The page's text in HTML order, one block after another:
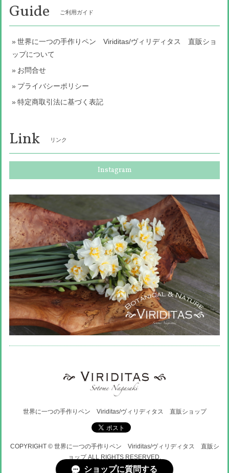
Guide ご利用ガイド
世界に一つの手作りペン Viriditas/ヴィリディタス 直販ショ
ップについて
お問合せ
プライバシーポリシー
特定商取引法に基づく表記
Link リンク
Instagram
世界に一つの手作りペン Viriditas/ヴィリディタス 直販ショップ
COPYRIGHT © 世界に一つの手作りペン Viriditas/ヴィリディタス 直販シ
ョップ ALL RIGHTS RESERVED.
ショップに質問する